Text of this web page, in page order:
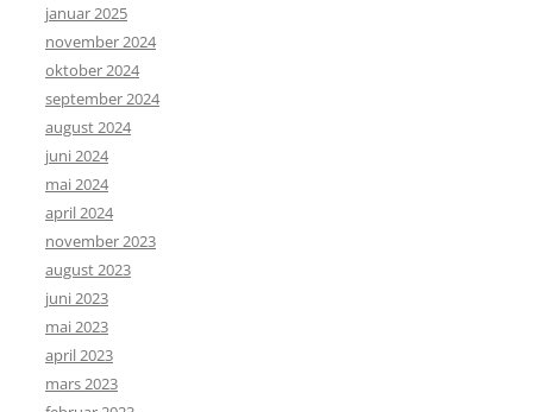
januar 2025
november 2024
oktober 2024
september 2024
august 2024
juni 2024
mai 2024
april 2024
november 2023
august 2023
juni 2023
mai 2023
april 2023
mars 2023